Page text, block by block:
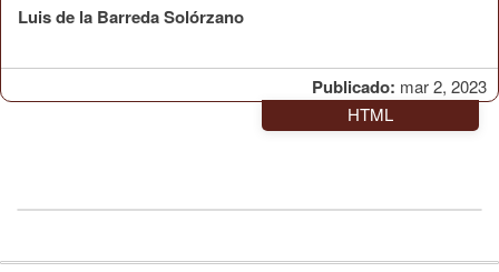
Publicado: mar 2, 2023
Luis de la Barreda Solórzano
HTML